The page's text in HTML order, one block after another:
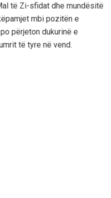
të Zi-sfidat dhe mundësitë
mbi pozitën e
përjeton dukurinë e
të tyre në vend.